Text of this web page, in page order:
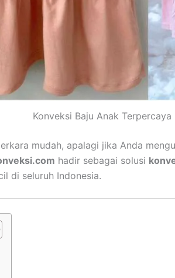
Konveksi Baju Anak Terpercaya
mudah, apalagi jika Anda
hadir sebagai solusi
di seluruh Indonesia.